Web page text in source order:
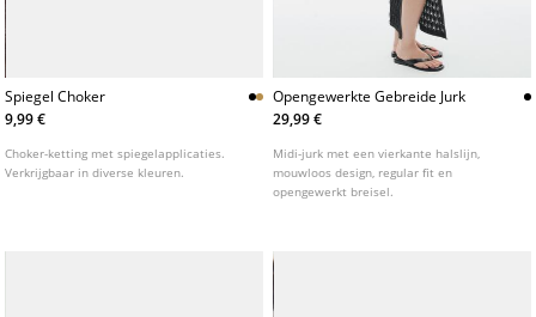
Spiegel Choker
9,99 €
Choker-ketting met spiegelapplicaties.
Verkrijgbaar in diverse kleuren.
Opengewerkte Gebreide Jurk
29,99 €
Midi-jurk met een vierkante halslijn,
mouwloos design, regular fit en
opengewerkt breisel.